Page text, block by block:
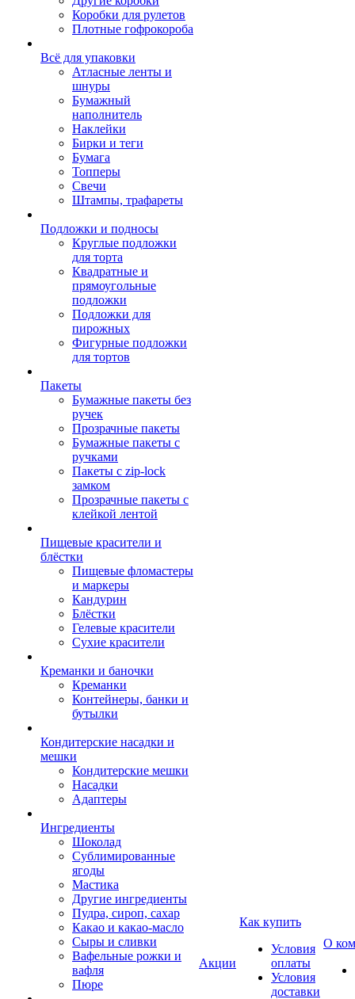
Коробки для рулетов
Плотные гофрокороба
Всё для упаковки
Атласные ленты и
шнуры
Бумажный
наполнитель
Наклейки
Бирки и теги
Бумага
Топперы
Свечи
Штампы, трафареты
Подложки и подносы
Круглые подложки
для торта
Квадратные и
прямоугольные
подложки
Подложки для
пирожных
Фигурные подложки
для тортов
Пакеты
Бумажные пакеты без
ручек
Прозрачные пакеты
Бумажные пакеты с
ручками
Пакеты с zip-lock
замком
Прозрачные пакеты с
клейкой лентой
Пищевые красители и
блёстки
Пищевые фломастеры
и маркеры
Кандурин
Блёстки
Гелевые красители
Сухие красители
Креманки и баночки
Креманки
Контейнеры, банки и
бутылки
Кондитерские насадки и
мешки
Кондитерские мешки
Насадки
Адаптеры
Ингредиенты
Шоколад
Сублимированные
ягоды
Мастика
Другие ингредиенты
Пудра, сироп, сахар
Какао и какао-масло
Сыры и сливки
Вафельные рожки и
вафля
Пюре
Акции
Как купить
Условия
оплаты
Условия
доставки
О